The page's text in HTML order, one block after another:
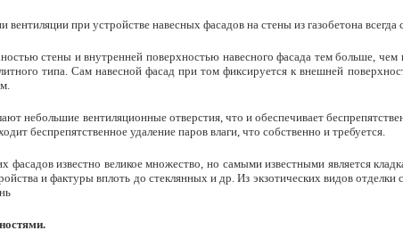
при устройстве навесных фасадов на стены из газобетона
стены и внутренней поверхностью навесного фасада тем больше,
типа. Сам навесной фасад при том фиксируется к внешней
небольшие вентиляционные отверстия, что и обеспечивает
беспрепятственное удаление паров влаги, что собственно и требуется.
фасадов известно великое множество, но самыми известными является
и фактуры вплоть до стеклянных и др. Из экзотических видов